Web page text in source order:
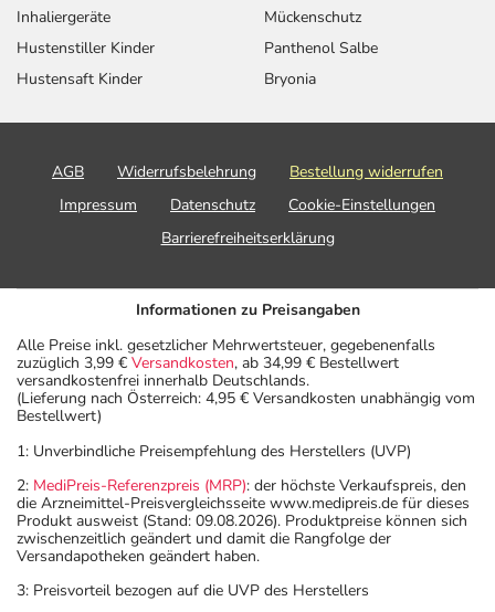
Inhaliergeräte
Hustenstiller Kinder
Hustensaft Kinder
Mückenschutz
Panthenol Salbe
Bryonia
AGB Widerrufsbelehrung
Bestellung widerrufen
Impressum
Datenschutz
Cookie-Einstellungen
Barrierefreiheitserklärung
Informationen zu Preisangaben
Alle Preise inkl. gesetzlicher Mehrwertsteuer, gegebenenfalls
zuzüglich 3,99 € Versandkosten, ab 34,99 € Bestellwert
versandkostenfrei innerhalb Deutschlands.
(Lieferung nach Österreich: 4,95 € Versandkosten unabhängig vom
Bestellwert)
1: Unverbindliche Preisempfehlung des Herstellers (UVP)
2: MediPreis-Referenzpreis (MRP): der höchste Verkaufspreis, den
die Arzneimittel-Preisvergleichsseite www.medipreis.de für dieses
Produkt ausweist (Stand: 09.08.2026). Produktpreise können sich
zwischenzeitlich geändert und damit die Rangfolge der
Versandapotheken geändert haben.
3: Preisvorteil bezogen auf die UVP des Herstellers